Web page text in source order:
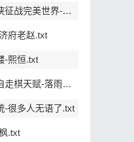
美世界-风霜叠影.txt
府老赵.txt
-熙恒.txt
天赋-落雨寒月.txt
-很多人无语了.txt
.txt